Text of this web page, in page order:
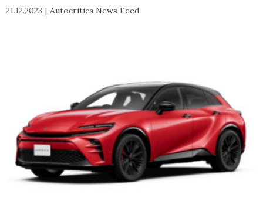
21.12.2023 Autocritica News Feed